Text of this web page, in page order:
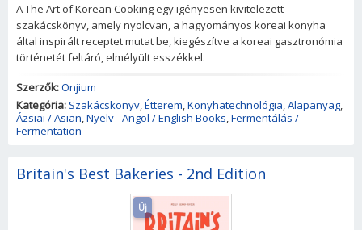
A The Art of Korean Cooking egy igényesen kivitelezett
szakácskönyv, amely nyolcvan, a hagyományos koreai konyha
által inspirált receptet mutat be, kiegészítve a koreai gasztronómia
történetét feltáró, elmélyült esszékkel.
Szerzők:Onjium
Kategória: Szakácskönyv,Étterem,Konyhatechnológia,Alapanyag,
Ázsiai / Asian,Nyelv - Angol / English Books,Fermentálás /
Fermentation
Britain's Best Bakeries - 2nd Edition
Új